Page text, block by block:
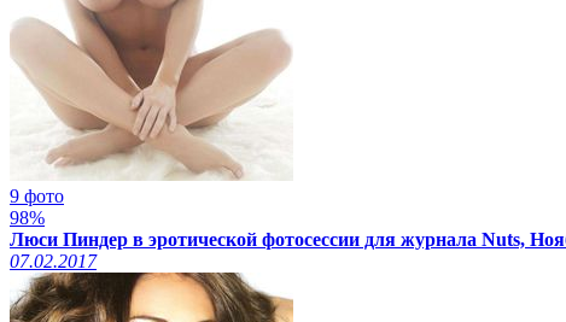
9 фото
98%
Люси Пиндер в эротической фотосессии для журнала Nuts,
07.02.2017